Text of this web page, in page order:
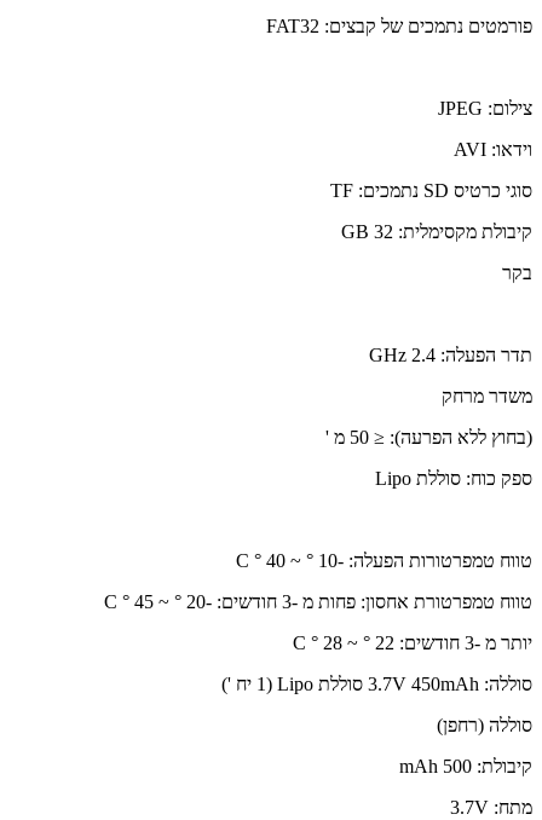
פורמטים נתמכים של קבצים: FAT32
צילום: JPEG
וידאו: AVI
סוגי כרטיס SD נתמכים: TF
קיבולת מקסימלית: 32 GB
בקר
תדר הפעלה: 2.4 GHz
משדר מרחק
(בחוץ ללא הפרעה): ≤ 50 מ '
ספק כוח: סוללת Lipo
טווח טמפרטורות הפעלה: -10 ° ~ 40 ° C
טווח טמפרטורת אחסון: פחות מ -3 חודשים: -20 ° ~ 45 ° C
יותר מ -3 חודשים: 22 ° ~ 28 ° C
סוללה: 3.7V 450mAh סוללת Lipo (1 יח ')
סוללה (רחפן)
קיבולת: 500 mAh
מתח: 3.7V